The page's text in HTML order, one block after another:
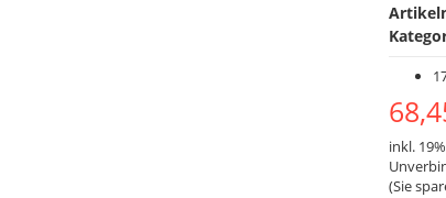
inkl.
(Sie